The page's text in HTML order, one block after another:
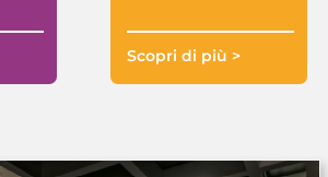
Scopri di più >